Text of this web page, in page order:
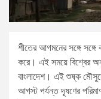
শীতের আগমনের সঙ্গে সঙ্গে
করে। এই সময়ে বিশ্বের
বাংলাদেশ। এই শুষ্ক
আগস্ট পর্যন্ত দূষণের